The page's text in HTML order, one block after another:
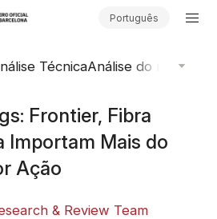
Português
TécnicaAnálise do mercado
Frontier, Fibra
Importam Mais do
Ação
& Review Team